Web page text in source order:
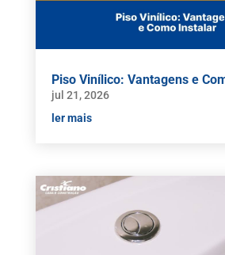
Piso Vinílico: Vantagens e
jul 21, 2026
ler mais